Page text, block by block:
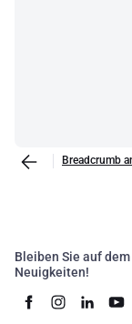
Breadcrumb
Bleiben Sie auf
Neuigkeiten!